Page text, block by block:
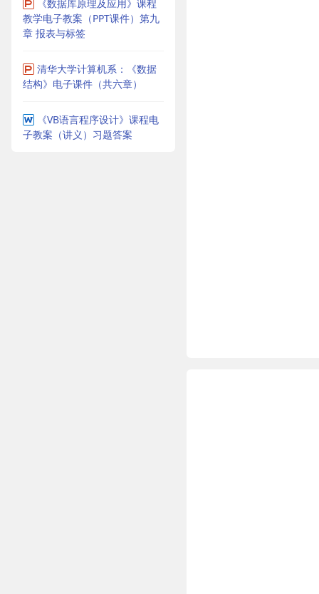
《数据库原理及应用》课程
教学电子教案（PPT课件）第九
章 报表与标签
清华大学计算机系：《数据
结构》电子课件（共六章）
《VB语言程序设计》课程电
子教案（讲义）习题答案